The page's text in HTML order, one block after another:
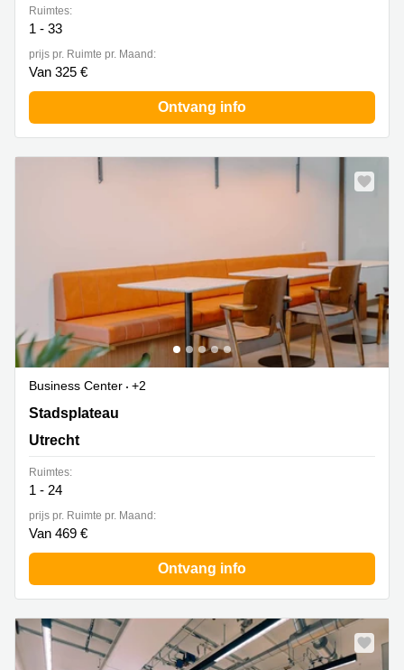
Ruimtes:
1 - 33
prijs pr. Ruimte pr. Maand:
Van 325 €
Ontvang info
Business Center
+2
Stadsplateau 27-29, Utrecht
Stadsplateau
Utrecht
Ruimtes:
1 - 24
prijs pr. Ruimte pr. Maand:
Van 469 €
Ontvang info